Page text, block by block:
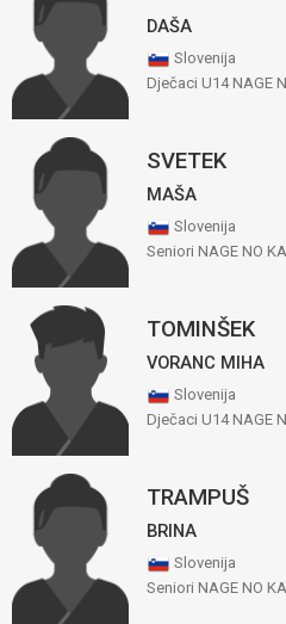
DAŠA
Slovenija
Dječaci U14 NAGE
SVETEK
MAŠA
Slovenija
Seniori NAGE NO
TOMINŠEK
VORANC MIHA
Slovenija
Dječaci U14 NAGE
TRAMPUŠ
BRINA
Slovenija
Seniori NAGE NO